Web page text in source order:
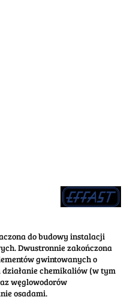
do budowy instalacji
Dwustronnie zakończona
gwintowanych o
chemikaliów (w tym
węglowodorów
osadami.